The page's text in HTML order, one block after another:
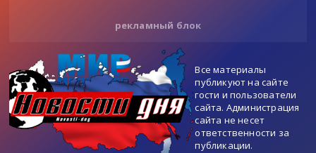
рекламный блок
Все материалы
публикуют на сайте
гости и пользователи
сайта. Администрация
сайта не несет
ответственности за
публикации.